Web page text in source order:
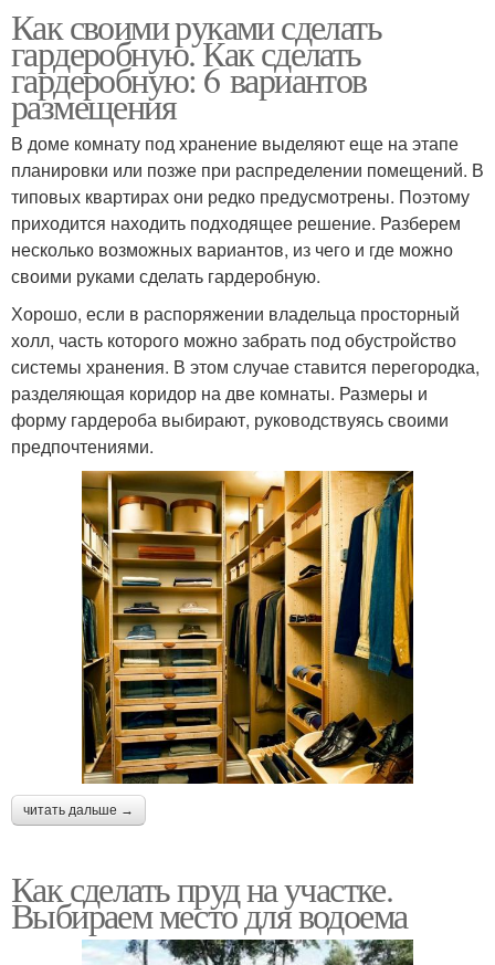
Как своими руками сделать
гардеробную. Как сделать
гардеробную: 6 вариантов
размещения
В доме комнату под хранение выделяют еще на этапе
планировки или позже при распределении помещений. В
типовых квартирах они редко предусмотрены. Поэтому
приходится находить подходящее решение. Разберем
несколько возможных вариантов, из чего и где можно
своими руками сделать гардеробную.
Хорошо, если в распоряжении владельца просторный
холл, часть которого можно забрать под обустройство
системы хранения. В этом случае ставится перегородка,
разделяющая коридор на две комнаты. Размеры и
форму гардероба выбирают, руководствуясь своими
предпочтениями.
читать дальше →
Как сделать пруд на участке.
Выбираем место для водоема